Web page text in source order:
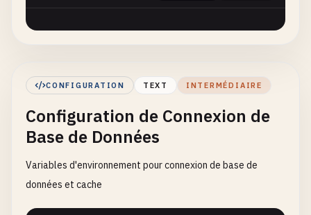
CONFIGURATION TEXT INTERMÉDIAIRE
Configuration de Connexion de
Base de Données
Variables d'environnement pour connexion de base de
données et cache